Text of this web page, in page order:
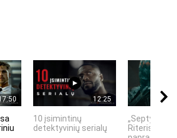
12:25
10 įsimintinų
detektyvinių serialų
„Septynių
Riteris" – kai